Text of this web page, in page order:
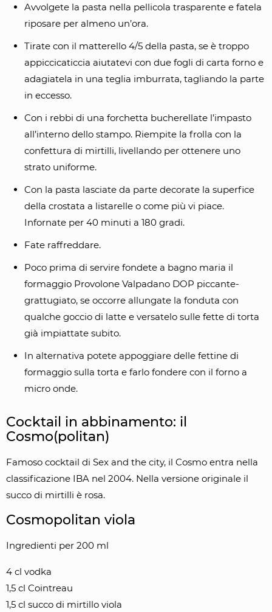
Avvolgete la pasta nella pellicola trasparente e fatela
riposare per almeno un’ora.
Tirate con il matterello 4/5 della pasta, se è troppo
appiccicaticcia aiutatevi con due fogli di carta forno e
adagiatela in una teglia imburrata, tagliando la parte
in eccesso.
Con i rebbi di una forchetta bucherellate l’impasto
all’interno dello stampo. Riempite la frolla con la
confettura di mirtilli, livellando per ottenere uno
strato uniforme.
Con la pasta lasciate da parte decorate la superfice
della crostata a listarelle o come più vi piace.
Infornate per 40 minuti a 180 gradi.
Fate raffreddare.
Poco prima di servire fondete a bagno maria il
formaggio Provolone Valpadano DOP piccante-
grattugiato, se occorre allungate la fonduta con
qualche goccio di latte e versatelo sulle fette di torta
già impiattate subito.
In alternativa potete appoggiare delle fettine di
formaggio sulla torta e farlo fondere con il forno a
micro onde.
Cocktail in abbinamento: il
Cosmo(politan)
Famoso cocktail di Sex and the city, il Cosmo entra nella
classificazione IBA nel 2004. Nella versione originale il
succo di mirtilli è rosa.
Cosmopolitan viola
Ingredienti per 200 ml
4 cl vodka
1,5 cl Cointreau
1,5 cl succo di mirtillo viola